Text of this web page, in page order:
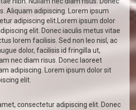
Aliquam adipiscing. Lorem ipsum
adipiscing elit.Lorem ipsum dolor
elit. Donec iaculis metus vitae
lorem facilisis. Sed non leo nisl, ac
dolor, facilisis id fringilla ut,
nec diam risus. Donec laoreet
adipiscing. Lorem ipsum dolor sit
elit.
consectetur adipiscing elit. Donec